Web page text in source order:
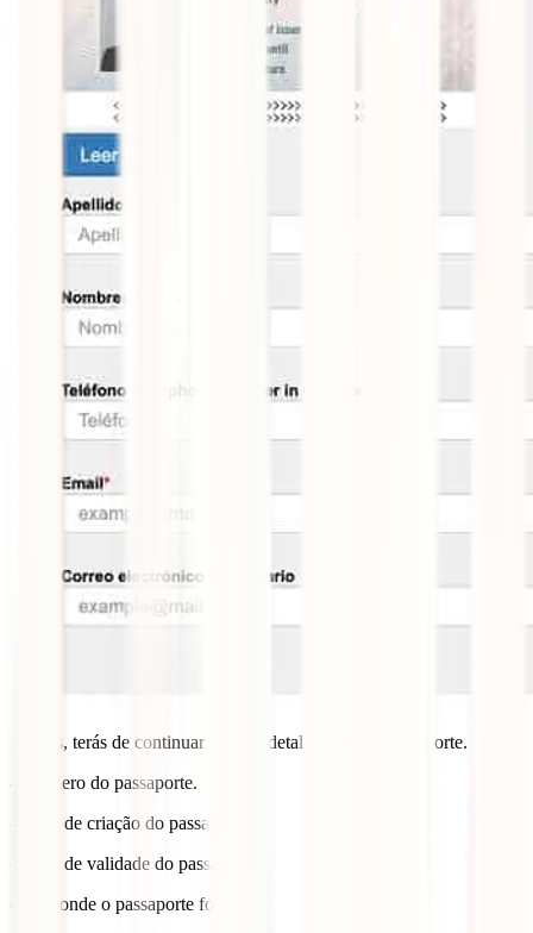
Depois, terás de continuar com os detalhes do teu passaporte.
– Número do passaporte.
– Data de criação do passaporte.
– Data de validade do passaporte.
– País onde o passaporte foi feito.